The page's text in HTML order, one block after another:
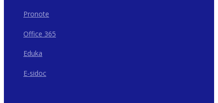
Pronote
Office 365
Eduka
E-sidoc